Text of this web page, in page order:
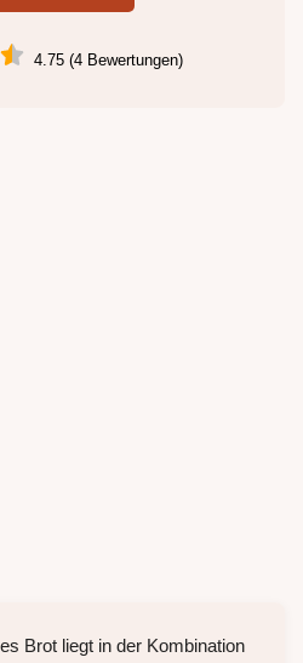
4.75 (4 Bewertungen)
Brot liegt in der Kombination